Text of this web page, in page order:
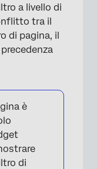
a livello di
tra il
di pagina, il
è
di